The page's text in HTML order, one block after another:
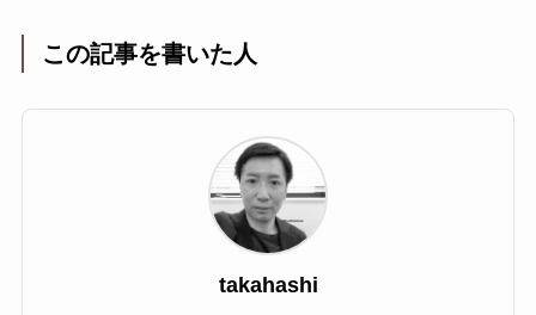
この記事を書いた人
takahashi